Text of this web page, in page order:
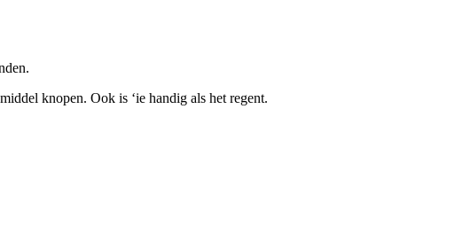
knopen. Ook is ‘ie handig als het regent.